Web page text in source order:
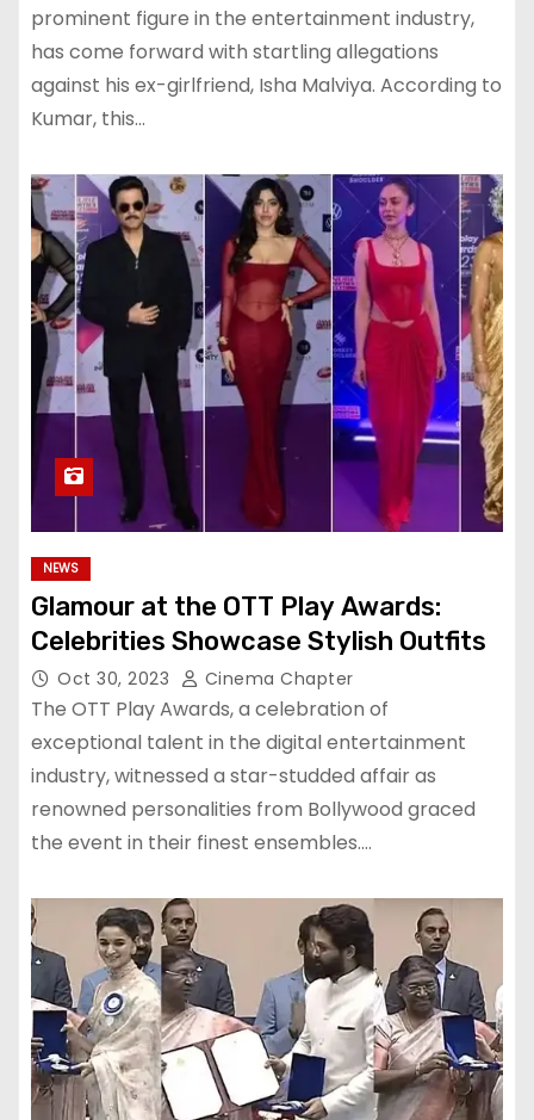
prominent figure in the entertainment industry,
has come forward with startling allegations
against his ex-girlfriend, Isha Malviya. According to
Kumar, this…
NEWS
Glamour at the OTT Play Awards:
Celebrities Showcase Stylish Outfits
Oct 30, 2023 Cinema Chapter
The OTT Play Awards, a celebration of
exceptional talent in the digital entertainment
industry, witnessed a star-studded affair as
renowned personalities from Bollywood graced
the event in their finest ensembles.…